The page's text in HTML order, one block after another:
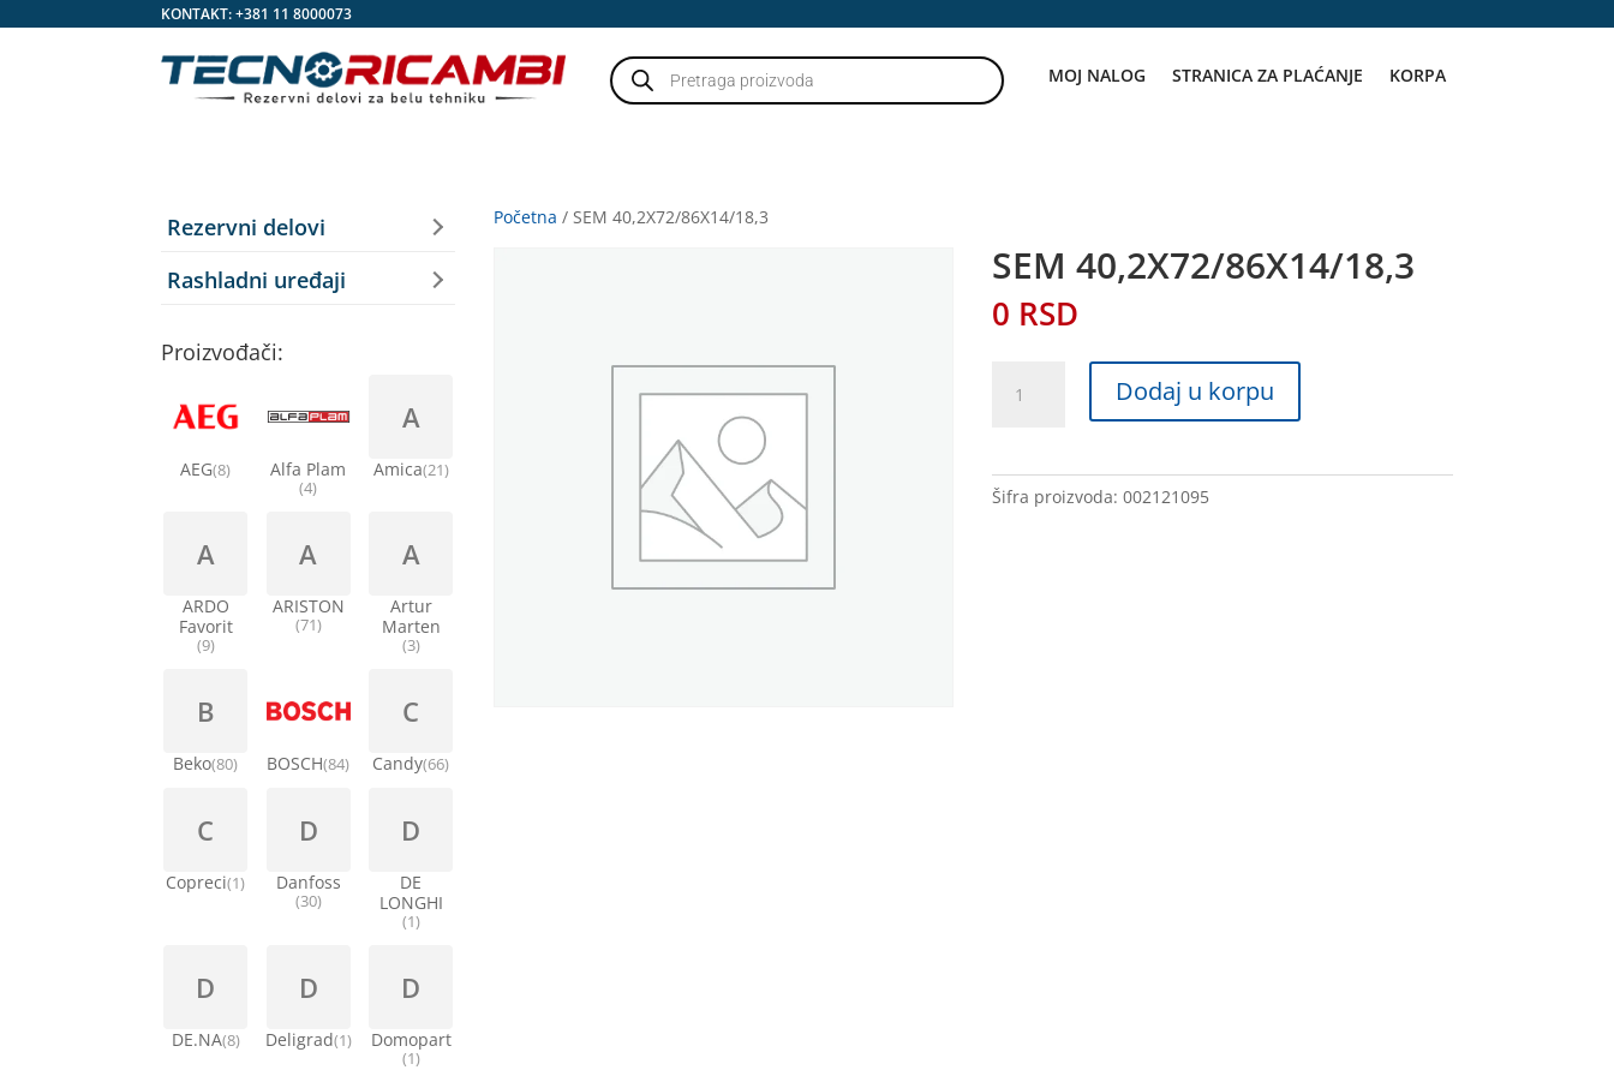
KONTAKT:+381 11 8000073
Products
search MOJ NALOG STRANICA ZA PLAĆANJE KORPA
Početna / SEM 40,2X72/86X14/18,3
SEM 40,2X72/86X14/18,3
0 RSD
40,2X72/86X14/18,3Dodaj u korpu
Šifra proizvoda:002121095
Rezervni delovi
Rashladni uređaji
Proizvođači:
AEG(8) Alfa Plam
(4)
A
Amica(21)
A
ARDO
Favorit
(9)
A
ARISTON
(71)
A
Artur
Marten
(3)
B
Beko(80) BOSCH(84)
C
Candy(66)
C
Copreci(1)
D
Danfoss
(30)
D
DE
LONGHI
(1)
D
DE.NA(8)
D
Deligrad(1)
D
Domopart
(1)